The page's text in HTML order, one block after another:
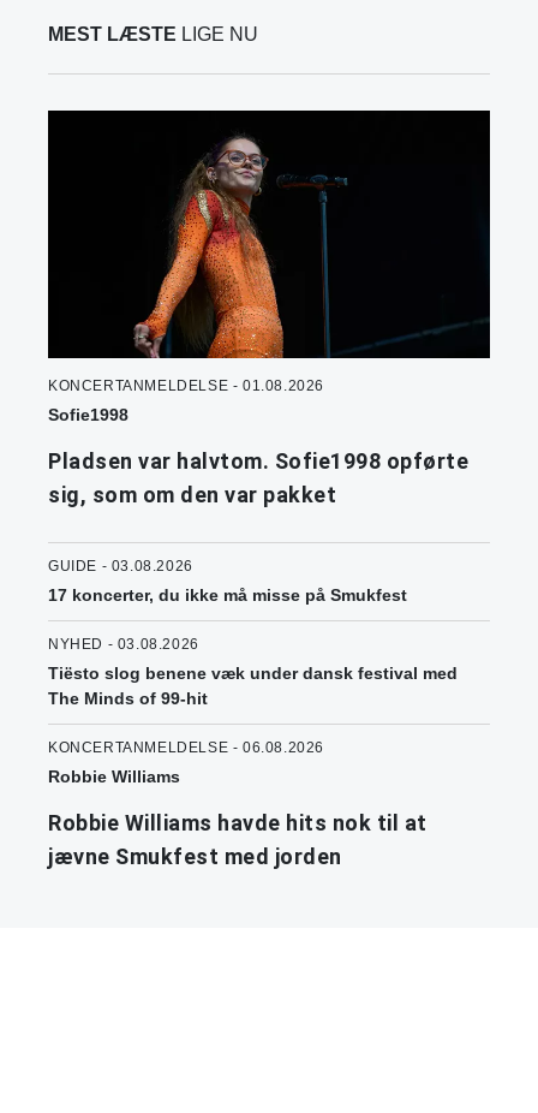
MEST LÆSTE LIGE NU
KONCERTANMELDELSE - 01.08.2026
Sofie1998
Pladsen var halvtom. Sofie1998 opførte
sig, som om den var pakket
GUIDE - 03.08.2026
17 koncerter, du ikke må misse på Smukfest
NYHED - 03.08.2026
Tiësto slog benene væk under dansk festival med
The Minds of 99-hit
KONCERTANMELDELSE - 06.08.2026
Robbie Williams
Robbie Williams havde hits nok til at
jævne Smukfest med jorden